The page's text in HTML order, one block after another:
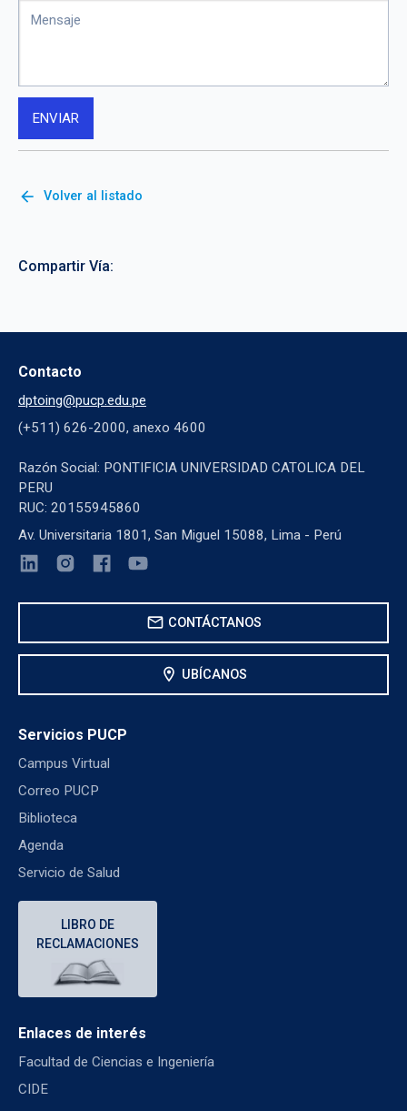
arrow_back Volver al listado
Compartir Vía:
Contacto
dptoing@pucp.edu.pe
(+511) 626-2000, anexo 4600
Razón Social: PONTIFICIA UNIVERSIDAD CATOLICA DEL
PERU
RUC: 20155945860
Av. Universitaria 1801, San Miguel 15088, Lima - Perú
mail CONTÁCTANOS
location_on UBÍCANOS
Servicios PUCP
Campus Virtual
Correo PUCP
Biblioteca
Agenda
Servicio de Salud
LIBRO DE
RECLAMACIONES
Enlaces de interés
Facultad de Ciencias e Ingeniería
CIDE